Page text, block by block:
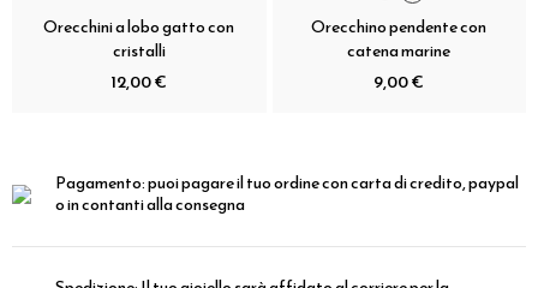
Orecchini a lobo gatto con
cristalli
12,00 €
Orecchino pendente con
catena marine
9,00 €
Pagamento:puoi pagare il tuo ordine con carta di credito, paypal
o in contanti alla consegna